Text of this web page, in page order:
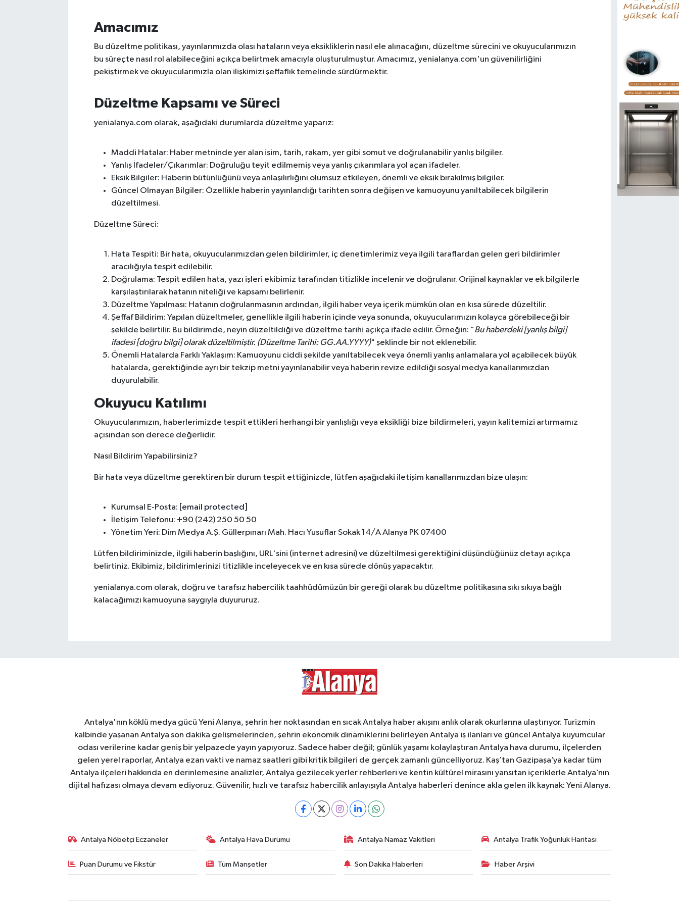
Amacımız
Bu düzeltme politikası, yayınlarımızda olası hataların veya eksikliklerin nasıl ele alınacağını, düzeltme sürecini ve okuyucularımızın
bu süreçte nasıl rol alabileceğini açıkça belirtmek amacıyla oluşturulmuştur. Amacımız, yenialanya.com'un güvenilirliğini
pekiştirmek ve okuyucularımızla olan ilişkimizi şeffaflık temelinde sürdürmektir.
Düzeltme Kapsamı ve Süreci
yenialanya.com olarak, aşağıdaki durumlarda düzeltme yaparız:
Maddi Hatalar: Haber metninde yer alan isim, tarih, rakam, yer gibi somut ve doğrulanabilir yanlış bilgiler.
Yanlış İfadeler/Çıkarımlar: Doğruluğu teyit edilmemiş veya yanlış çıkarımlara yol açan ifadeler.
Eksik Bilgiler: Haberin bütünlüğünü veya anlaşılırlığını olumsuz etkileyen, önemli ve eksik bırakılmış bilgiler.
Güncel Olmayan Bilgiler: Özellikle haberin yayınlandığı tarihten sonra değişen ve kamuoyunu yanıltabilecek bilgilerin
düzeltilmesi.
Düzeltme Süreci:
Hata Tespiti: Bir hata, okuyucularımızdan gelen bildirimler, iç denetimlerimiz veya ilgili taraflardan gelen geri bildirimler
aracılığıyla tespit edilebilir.
Doğrulama: Tespit edilen hata, yazı işleri ekibimiz tarafından titizlikle incelenir ve doğrulanır. Orijinal kaynaklar ve ek bilgilerle
karşılaştırılarak hatanın niteliği ve kapsamı belirlenir.
Düzeltme Yapılması: Hatanın doğrulanmasının ardından, ilgili haber veya içerik mümkün olan en kısa sürede düzeltilir.
Şeffaf Bildirim: Yapılan düzeltmeler, genellikle ilgili haberin içinde veya sonunda, okuyucularımızın kolayca görebileceği bir
şekilde belirtilir. Bu bildirimde, neyin düzeltildiği ve düzeltme tarihi açıkça ifade edilir. Örneğin: "Bu haberdeki [yanlış bilgi]
ifadesi [doğru bilgi] olarak düzeltilmiştir. (Düzeltme Tarihi: GG.AA.YYYY)" şeklinde bir not eklenebilir.
Önemli Hatalarda Farklı Yaklaşım: Kamuoyunu ciddi şekilde yanıltabilecek veya önemli yanlış anlamalara yol açabilecek büyük
hatalarda, gerektiğinde ayrı bir tekzip metni yayınlanabilir veya haberin revize edildiği sosyal medya kanallarımızdan
duyurulabilir.
Okuyucu Katılımı
Okuyucularımızın, haberlerimizde tespit ettikleri herhangi bir yanlışlığı veya eksikliği bize bildirmeleri, yayın kalitemizi artırmamız
açısından son derece değerlidir.
Nasıl Bildirim Yapabilirsiniz?
Bir hata veya düzeltme gerektiren bir durum tespit ettiğinizde, lütfen aşağıdaki iletişim kanallarımızdan bize ulaşın:
Kurumsal E-Posta: [email protected]
İletişim Telefonu: +90 (242) 250 50 50
Yönetim Yeri: Dim Medya A.Ş. Güllerpınarı Mah. Hacı Yusuflar Sokak 14/A Alanya PK 07400
Lütfen bildiriminizde, ilgili haberin başlığını, URL'sini (internet adresini) ve düzeltilmesi gerektiğini düşündüğünüz detayı açıkça
belirtiniz. Ekibimiz, bildirimlerinizi titizlikle inceleyecek ve en kısa sürede dönüş yapacaktır.
yenialanya.com olarak, doğru ve tarafsız habercilik taahhüdümüzün bir gereği olarak bu düzeltme politikasına sıkı sıkıya bağlı
kalacağımızı kamuoyuna saygıyla duyururuz.
Antalya'nın köklü medya gücü Yeni Alanya, şehrin her noktasından en sıcak Antalya haber akışını anlık olarak okurlarına ulaştırıyor. Turizmin
kalbinde yaşanan Antalya son dakika gelişmelerinden, şehrin ekonomik dinamiklerini belirleyen Antalya iş ilanları ve güncel Antalya kuyumcular
odası verilerine kadar geniş bir yelpazede yayın yapıyoruz. Sadece haber değil; günlük yaşamı kolaylaştıran Antalya hava durumu, ilçelerden
gelen yerel raporlar, Antalya ezan vakti ve namaz saatleri gibi kritik bilgileri de gerçek zamanlı güncelliyoruz. Kaş’tan Gazipaşa’ya kadar tüm
Antalya ilçeleri hakkında en derinlemesine analizler, Antalya gezilecek yerler rehberleri ve kentin kültürel mirasını yansıtan içeriklerle Antalya’nın
dijital hafızası olmaya devam ediyoruz. Güvenilir, hızlı ve tarafsız habercilik anlayışıyla Antalya haberleri denince akla gelen ilk kaynak: Yeni Alanya.
Antalya Nöbetçi Eczaneler Antalya Hava Durumu Antalya Namaz Vakitleri Antalya Trafik Yoğunluk Haritası
Puan Durumu ve Fikstür Tüm Manşetler Son Dakika Haberleri Haber Arşivi